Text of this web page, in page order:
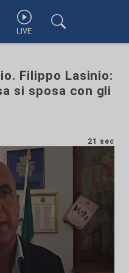
LIVE
Filippo Lasinio:
si sposa con gli
21 sec